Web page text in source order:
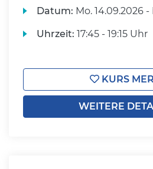
Datum: Mo. 14.09.2026 -
Uhrzeit: 17:45 - 19:15 Uhr
KURS
WEITERE